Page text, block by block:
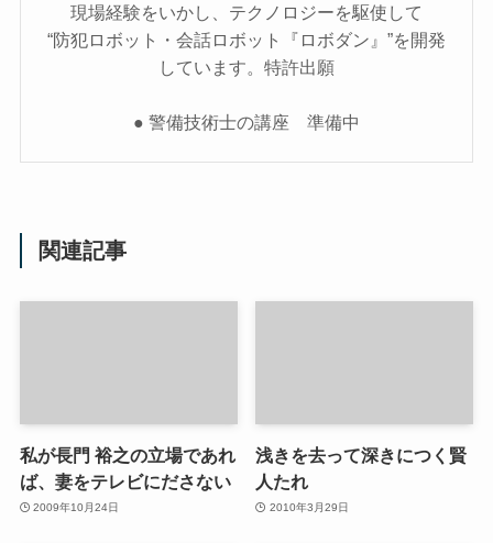
現場経験をいかし、テクノロジーを駆使して
“防犯ロボット・会話ロボット『ロボダン』”を開発
しています。特許出願
● 警備技術士の講座 準備中
関連記事
私が長門 裕之の立場であれ
ば、妻をテレビにださない
2009年10月24日
浅きを去って深きにつく賢
人たれ
2010年3月29日